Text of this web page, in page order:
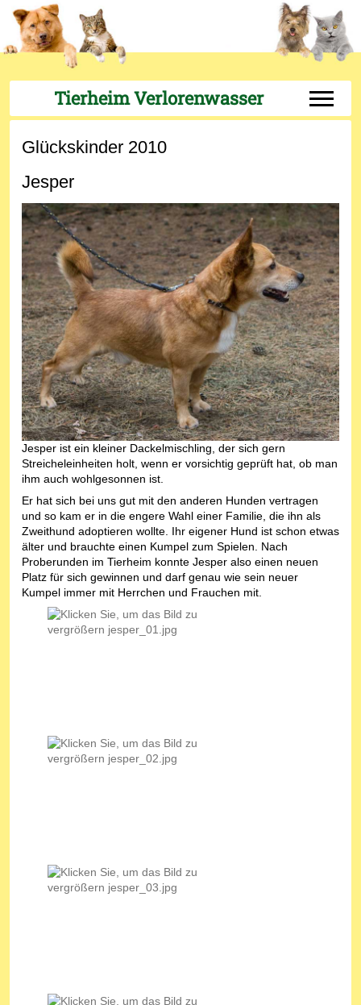
Tierheim Verlorenwasser Off-
Glückskinder 2010
Jesper
Jesper ist ein kleiner Dackelmischling, der sich gern
Streicheleinheiten holt, wenn er vorsichtig geprüft hat, ob man
ihm auch wohlgesonnen ist.
Er hat sich bei uns gut mit den anderen Hunden vertragen
und so kam er in die engere Wahl einer Familie, die ihn als
Zweithund adoptieren wollte. Ihr eigener Hund ist schon etwas
älter und brauchte einen Kumpel zum Spielen. Nach
Proberunden im Tierheim konnte Jesper also einen neuen
Platz für sich gewinnen und darf genau wie sein neuer
Kumpel immer mit Herrchen und Frauchen mit.